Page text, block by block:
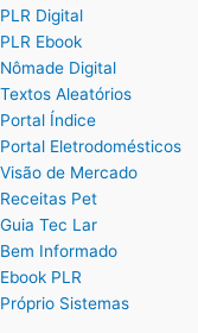
PLR Digital
PLR Ebook
Nômade Digital
Textos Aleatórios
Portal Índice
Portal Eletrodomésticos
Visão de Mercado
Receitas Pet
Guia Tec Lar
Bem Informado
Ebook PLR
Próprio Sistemas